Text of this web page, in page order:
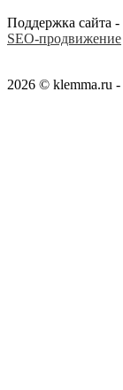
Поддержка сайта
SEO-продвижение
2026 © klemma.ru -